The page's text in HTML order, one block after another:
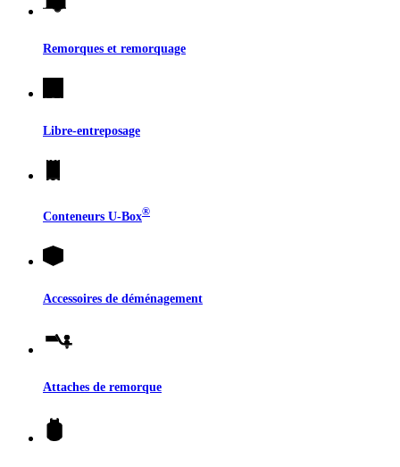
Remorques et remorquage
Libre-entreposage
Conteneurs U-Box®
Accessoires de déménagement
Attaches de remorque